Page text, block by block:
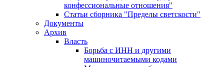
конфессиональные отношения"
Статьи сборника "Пределы светскости"
Документы
Архив
Власть
Борьба с ИНН и другими
машиночитаемыми кодами